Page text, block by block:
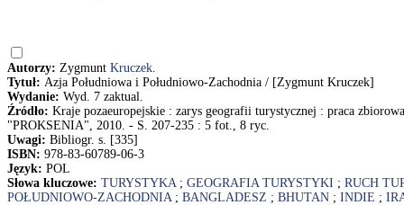
Autorzy: Zygmunt Kruczek.
Tytuł: Azja Południowa i Południowo-Zachodnia / [Zygmunt Kruczek]
Wydanie: Wyd. 7 zaktual.
Źródło: Kraje pozaeuropejskie : zarys geografii turystycznej : praca
"PROKSENIA", 2010. - S. 207-235 : 5 fot., 8 ryc.
Uwagi: Bibliogr. s. [335]
ISBN: 978-83-60789-06-3
Język: POL
Słowa kluczowe: TURYSTYKA; GEOGRAFIA TURYSTYKI ; RUCH
POŁUDNIOWO-ZACHODNIA; BANGLADESZ ; BHUTAN ; INDIE ;